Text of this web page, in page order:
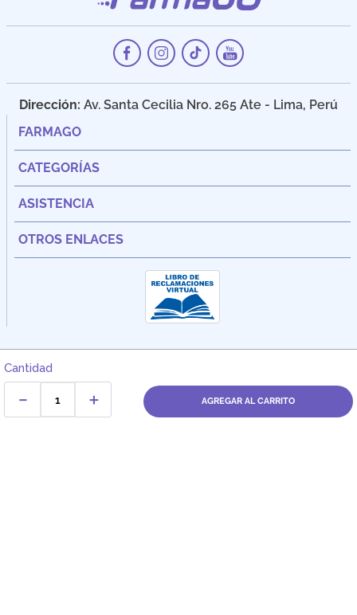
Cantidad
＋
－ AGREGAR AL CARRITO
Dirección: Av. Santa Cecilia Nro. 265 Ate - Lima, Perú
FARMAGO
CATEGORÍAS
ASISTENCIA
OTROS ENLACES